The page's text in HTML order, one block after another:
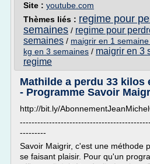
Site : youtube.com
Thèmes liés : regime pour
semaines / regime pour
semaines / maigrir en 1
kg en 3 semaines / maigrir en 3
regime
Mathilde a perdu 33 kilos
- Programme Savoir
http://bit.ly/
---------
Savoir Maigrir, c'est une méthode
se faisant plaisir. Pour qu'un